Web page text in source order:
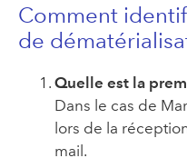
Comment
de
Quelle est la
Dans le cas de
lors de la
mail.